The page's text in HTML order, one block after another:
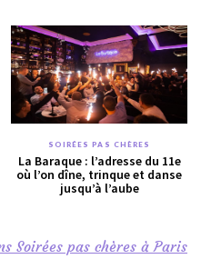
SOIRÉES PAS CHÈRES
La Baraque : l’adresse du 11e
où l’on dîne, trinque et danse
jusqu’à l’aube
Soirées pas chères à Paris